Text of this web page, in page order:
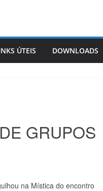
ÚTEIS DOWNLOADS
GRUPOS
na Mística do encontro